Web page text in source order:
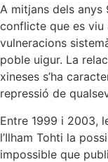
A mitjans dels anys
conflicte que es viu
vulneracions
poble uigur. La
xineses s’ha
repressió de
Entre 1999 i 2003,
l’Ilham Tohti la
impossible que